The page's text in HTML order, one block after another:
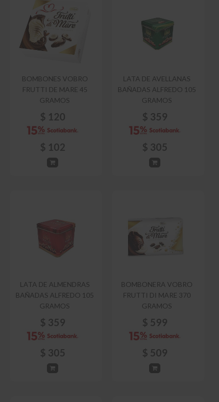
BOMBONES VOBRO
FRUTTI DE MARE 45
GRAMOS
$ 120
$ 102
LATA DE AVELLANAS
BAÑADAS ALFREDO 105
GRAMOS
$ 359
$ 305
LATA DE ALMENDRAS
BAÑADAS ALFREDO 105
GRAMOS
$ 359
$ 305
BOMBONERA VOBRO
FRUTTI DI MARE 370
GRAMOS
$ 599
$ 509